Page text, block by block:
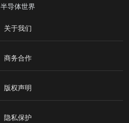
半导体世界
关于我们
商务合作
版权声明
隐私保护